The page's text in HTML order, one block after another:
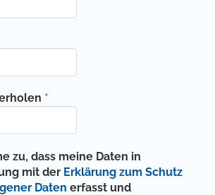
*
mit der Erklärung zum Schutz
Daten erfasst und